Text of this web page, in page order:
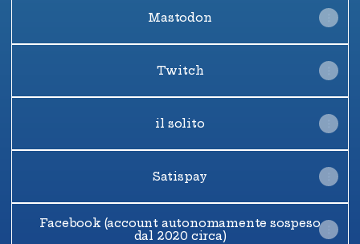
Mastodon
Twitch
il solito
Satispay
Facebook (account autonomamente sospeso
dal 2020 circa)